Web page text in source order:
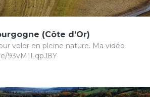
(Côte d’Or)
voler en pleine nature. Ma vidéo
93vM1LqpJ8Y